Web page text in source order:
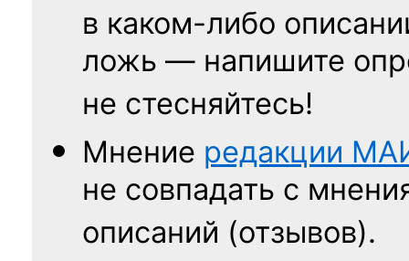
в каком-либо
ложь — напишите
не стесняйтесь!
Мнение редакции
не совпадать с
описаний (отзывов).